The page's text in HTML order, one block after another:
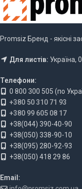
Promsiz Бренд - якісні
Для листів: Україна,
Телефони:
0 800 300 505 (по
+380 50 310 71 93
+380 99 605 08 17
+38(044) 390-40-90
+38(050) 338-90-10
+38(095) 280-92-93
+38(050) 418 29 86
Email: